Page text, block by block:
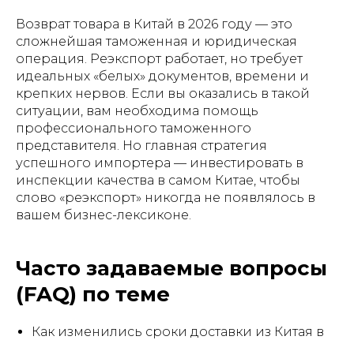
Возврат товара в Китай в 2026 году — это
сложнейшая таможенная и юридическая
операция. Реэкспорт работает, но требует
идеальных «белых» документов, времени и
крепких нервов. Если вы оказались в такой
ситуации, вам необходима помощь
профессионального таможенного
представителя. Но главная стратегия
успешного импортера — инвестировать в
инспекции качества в самом Китае, чтобы
слово «реэкспорт» никогда не появлялось в
вашем бизнес-лексиконе.
Часто задаваемые вопросы
(FAQ) по теме
Как изменились сроки доставки из Китая в